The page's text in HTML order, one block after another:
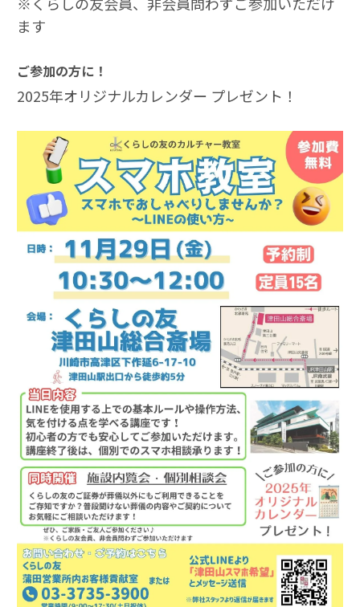
ます
ご参加の方に！
2025年オリジナルカレンダー プレゼント！